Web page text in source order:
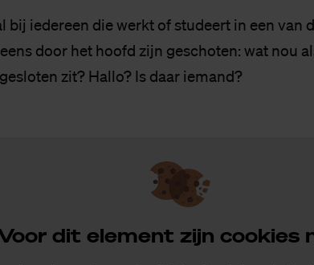
bij iedereen die werkt of studeert in een van
door het hoofd zijn geschoten: wat nou
zit? Hallo? Is daar iemand?
dit ele­ment zijn coo­kies